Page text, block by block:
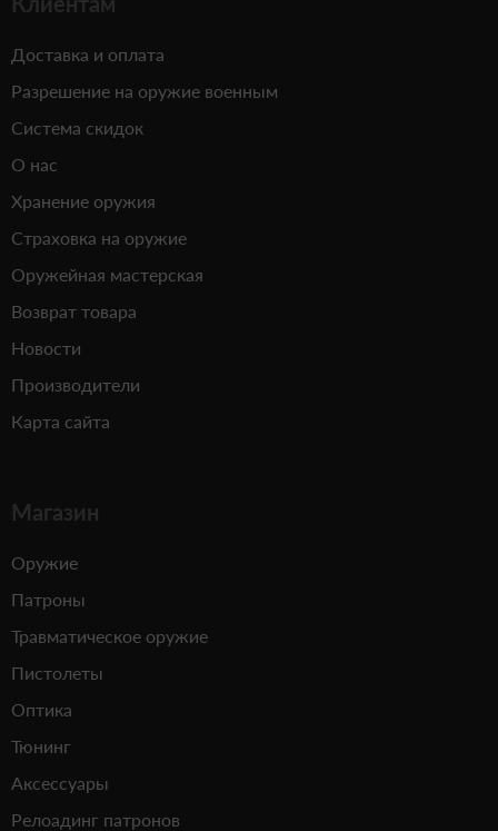
Доставка и оплата
Разрешение на оружие военным
Система скидок
О нас
Хранение оружия
Страховка на оружие
Оружейная мастерская
Возврат товара
Новости
Производители
Карта сайта
Магазин
Оружие
Патроны
Травматическое оружие
Пистолеты
Оптика
Тюнинг
Аксессуары
Релоадинг патронов